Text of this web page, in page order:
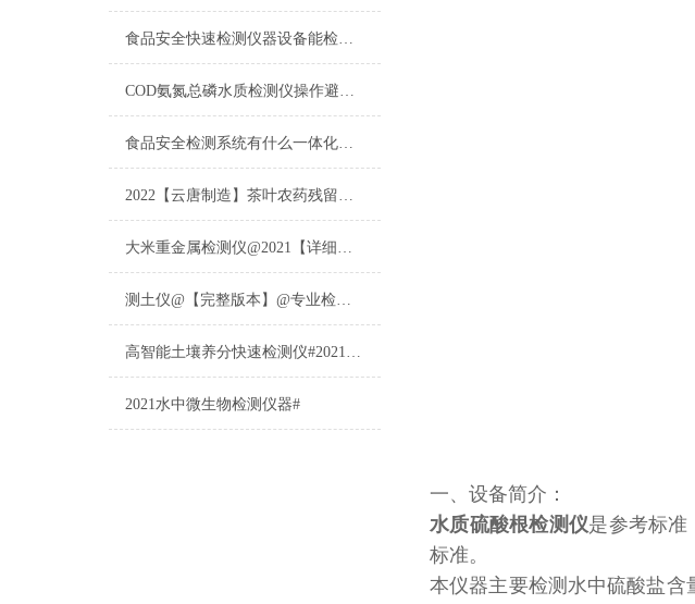
食品安全快速检测仪器设备能检什么？一张表说清适用范围
COD氨氮总磷水质检测仪操作避坑指南：这几个步骤直接影响数据准确性
食品安全检测系统有什么一体化配置·2023仪器仪表推荐·山东云唐
2022【云唐制造】茶叶农药残留检测仪多少钱一台@山东云唐仪器仪表制造
大米重金属检测仪@2021【详细版本】@专业检测大米重金属仪器仪表
测土仪@【完整版本】@专业检测土壤的仪器仪表
高智能土壤养分快速检测仪#2021【土壤养分检测专用仪器仪表】
2021水中微生物检测仪器#
一、设备简介：
水质硫酸根检测仪是参考标准
标准。
本仪器主要检测水中硫酸盐